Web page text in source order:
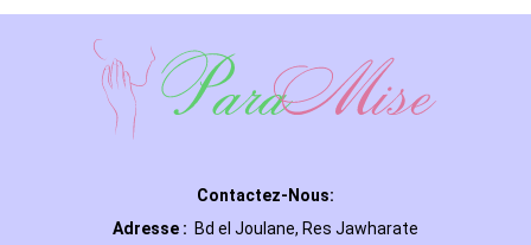
Contactez-Nous:
Adresse : Bd el Joulane, Res Jawharate